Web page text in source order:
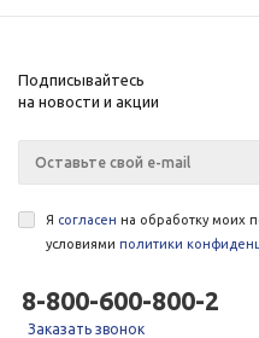
Подписывайтесь
на новости и акции
Я согласен на обработку моих
условиями политики
8-800-600-800-2
Заказать звонок